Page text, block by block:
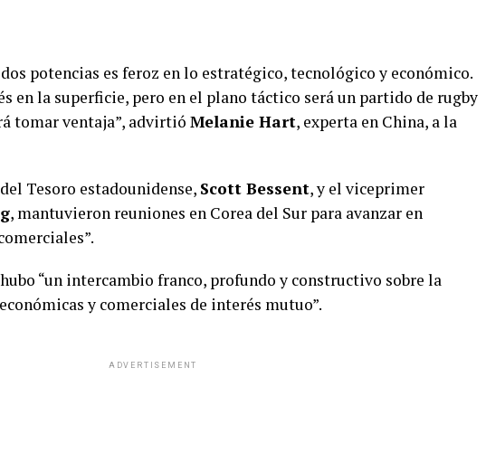
potencias es feroz en lo estratégico, tecnológico y económico.
en la superficie, pero en el plano táctico será un partido de rugby
tomar ventaja”, advirtió Melanie Hart, experta en China, a la
Tesoro estadounidense, Scott Bessent, y el viceprimer
, mantuvieron reuniones en Corea del Sur para avanzar en
“un intercambio franco, profundo y constructivo sobre la
y comerciales de interés mutuo”.
ADVERTISEMENT